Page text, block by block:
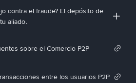
contra el fraude? El depósito de
aliado.
sobre el Comercio P2P
entre los usuarios P2P